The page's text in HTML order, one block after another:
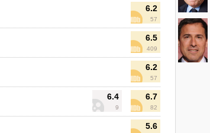
6.2
57
6.5
409
6.2
57
6.4
9
6.7
82
5.6